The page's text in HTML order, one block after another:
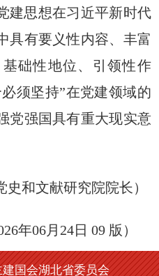
思想在习近平新时代
具有要义性内容、丰富
础性地位、引领性作
须坚持”在党建领域的
党强国具有重大现实意
和文献研究院院长）
06月24日 09 版）
国会湖北省委员会